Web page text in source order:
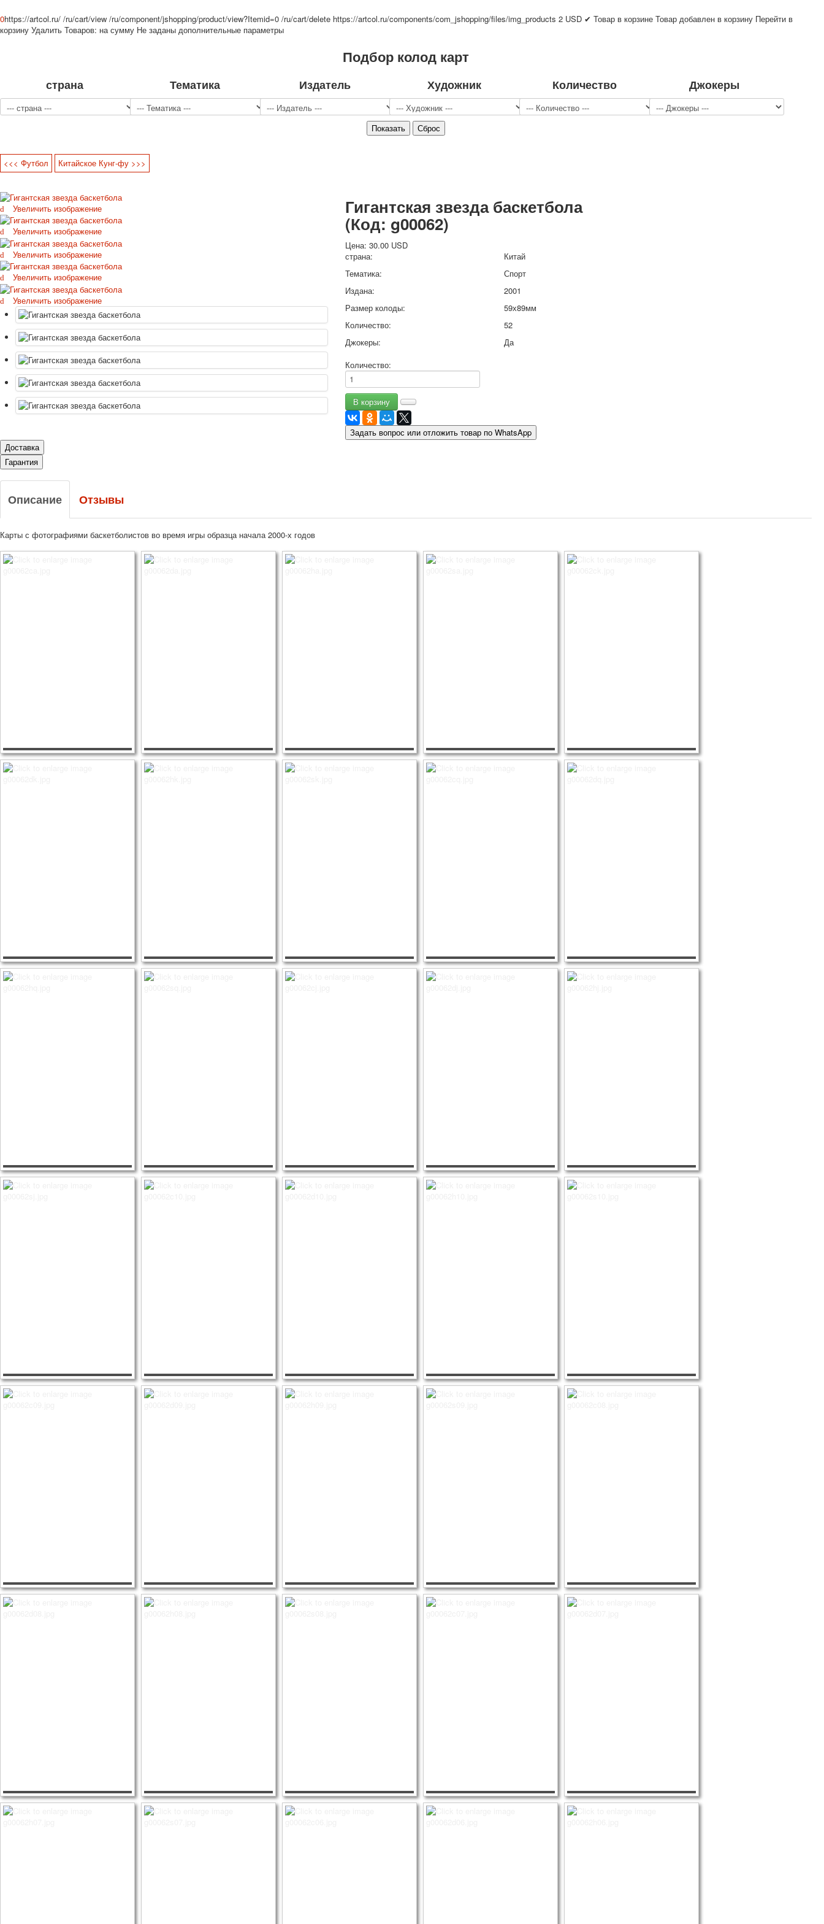
Джокеры
Охота и рыбалка
Комбинат Цветной Печати
Армия и полиция
Недорогие колоды для игры
Юмор
Открытки
С Новым годом!
С днём рождения!
1 мая
Октябрьская революция
1 сентября школа
Приглашение
Новости
Новости открыток
Ссылки
Наше видео
доставка
Избранное
0https://artcol.ru/ /ru/cart/view /ru/component/jshopping/product/view?Itemid=0 /ru/cart/delete https://artcol.ru/components/com_jshopping/files/img_products 2 USD ✔ Товар в корзине Товар добавлен в корзину Перейти в
корзину Удалить Товаров: на сумму Не заданы дополнительные параметры
Подбор колод карт
страна Тематика Издатель Художник Количество Джокеры
<<< Футбол Китайское Кунг-фу >>>
Увеличить изображение
Увеличить изображение
Увеличить изображение
Увеличить изображение
Увеличить изображение
Гигантская звезда баскетбола
(Код: g00062)
Цена:30.00 USD
страна:
Китай
Тематика:
Спорт
Издана:
2001
Размер колоды:
59х89мм
Количество:
52
Джокеры:
Да
Количество:
Задать вопрос или отложить товар по WhatsApp
Доставка
Гарантия
Описание Отзывы
Карты с фотографиями баскетболистов во время игры образца начала 2000-х годов